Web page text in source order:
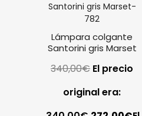
Lámpara colgante
Santorini gris Marset
340,00€ El precio
original era: